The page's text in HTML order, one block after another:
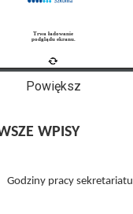
Powiększ
WPISY
Godziny pracy sekretariatu